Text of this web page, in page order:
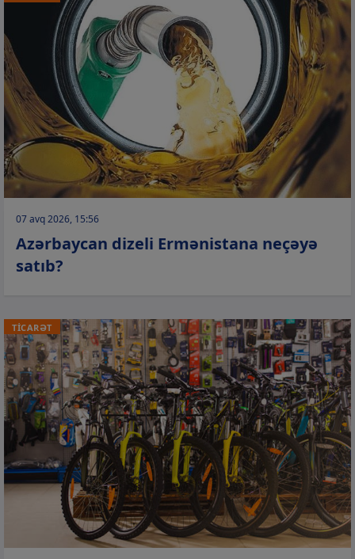
07 avq 2026, 15:56
Azərbaycan dizeli Ermənistana neçəyə
satıb?
TİCARƏT